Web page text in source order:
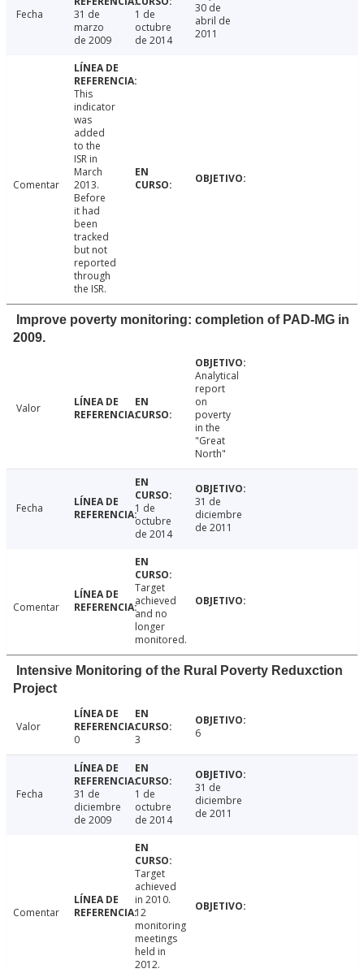
Fecha
31 de
marzo
de 2009
1 de
octubre
de 2014
30 de
abril de
2011
Comentar
This
indicator
was
added
to the
ISR in
March
2013.
Before
it had
been
tracked
but not
reported
through
the ISR.
Improve poverty monitoring: completion of PAD-MG in
2009.
Valor
Analytical
report
on
poverty
in the
"Great
North"
Fecha
1 de
octubre
de 2014
31 de
diciembre
de 2011
Comentar
Target
achieved
and no
longer
monitored.
Intensive Monitoring of the Rural Poverty Reduxction
Project
Valor
0
3 6
Fecha
31 de
diciembre
de 2009
1 de
octubre
de 2014
31 de
diciembre
de 2011
Comentar
Target
achieved
in 2010.
12
monitoring
meetings
held in
2012.